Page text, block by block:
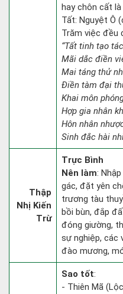
hay chôn cất là
Tất: Nguyệt Ô
Trăm việc
“Tất tinh tạo
Mãi dắc điền
Mai táng thử
Điền tàm đại
Khai môn
Hợp gia nhân
Hôn nhân
Sinh đắc hài
Thập
Nhị Kiến
Trừ
Trực Bình
Nên làm:
gác, đặt yên
trương tàu
bồi bùn, đắp
đóng giường,
sự nghiệp, các
đào mương,
Sao tốt:
- Thiên Mã